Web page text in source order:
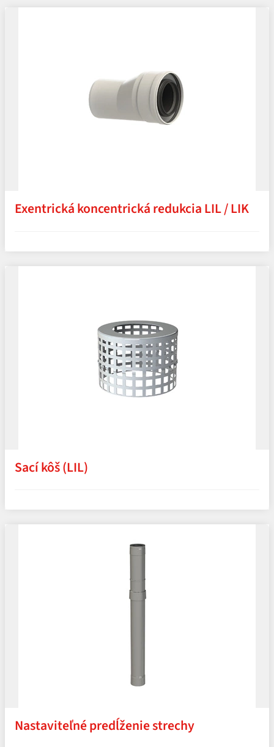
Exentrická koncentrická redukcia LIL / LIK
Sací kôš (LIL)
Nastaviteľné predĺženie strechy